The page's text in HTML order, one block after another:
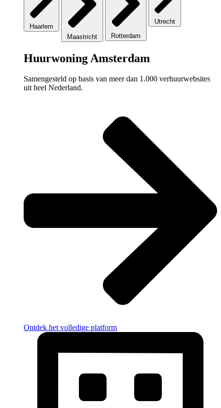
Haarlem
Maastricht
Rotterdam
Utrecht
Huurwoning Amsterdam
Samengesteld op basis van meer dan 1.000 verhuurwebsites
uit heel Nederland.
Ontdek het volledige platform